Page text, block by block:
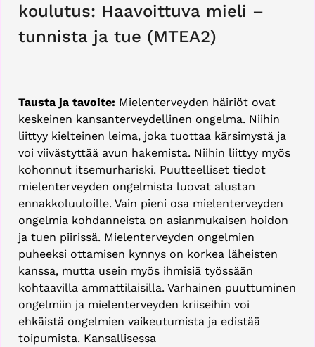
koulutus: Haavoittuva mieli –
tunnista ja tue (MTEA2)
Tausta ja tavoite: Mielenterveyden häiriöt ovat
keskeinen kansanterveydellinen ongelma. Niihin
liittyy kielteinen leima, joka tuottaa kärsimystä ja
voi viivästyttää avun hakemista. Niihin liittyy myös
kohonnut itsemurhariski. Puutteelliset tiedot
mielenterveyden ongelmista luovat alustan
ennakkoluuloille. Vain pieni osa mielenterveyden
ongelmia kohdanneista on asianmukaisen hoidon
ja tuen piirissä. Mielenterveyden ongelmien
puheeksi ottamisen kynnys on korkea läheisten
kanssa, mutta usein myös ihmisiä työssään
kohtaavilla ammattilaisilla. Varhainen puuttuminen
ongelmiin ja mielenterveyden kriiseihin voi
ehkäistä ongelmien vaikeutumista ja edistää
toipumista. Kansallisessa